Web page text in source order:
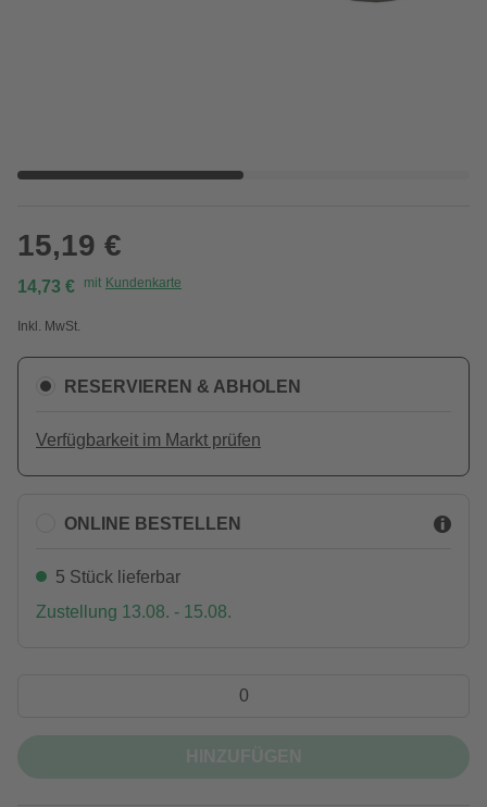
15,19 €
14,73 € mit Kundenkarte
Inkl. MwSt.
RESERVIEREN & ABHOLEN
Verfügbarkeit im Markt prüfen
ONLINE BESTELLEN
5 Stück lieferbar
Zustellung 13.08. - 15.08.